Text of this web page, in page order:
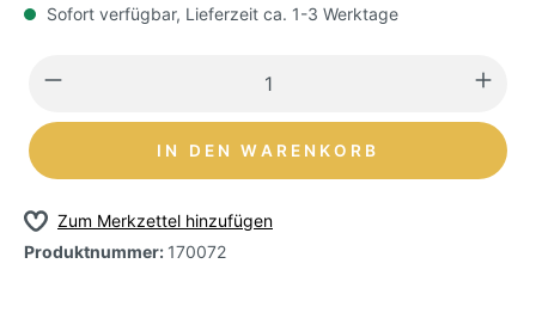
Sofort verfügbar, Lieferzeit ca. 1-3 Werktage
IN DEN WARENKORB
Zum Merkzettel hinzufügen
Produktnummer: 170072